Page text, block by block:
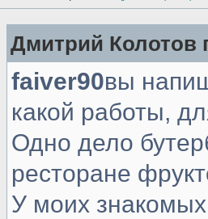
Дмитрий Колотов
faiver90вы
какой работы,
Одно дело
ресторане
У моих